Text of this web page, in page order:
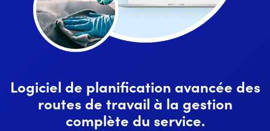
Logiciel de planification avancée des
routes de travail à la gestion
complète du service.